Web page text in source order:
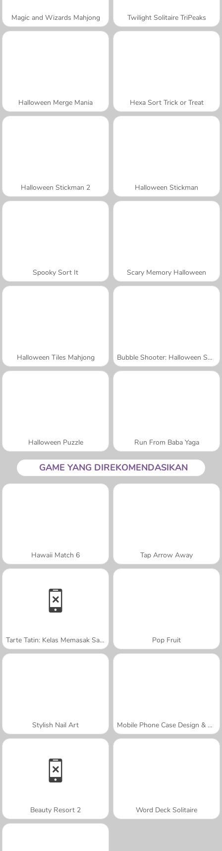
Magic and Wizards Mahjong Twilight Solitaire TriPeaks
Halloween Merge Mania Hexa Sort Trick or Treat
Halloween Stickman 2 Halloween Stickman
Spooky Sort It Scary Memory Halloween
Halloween Tiles Mahjong Bubble Shooter: Halloween Special
Halloween Puzzle Run From Baba Yaga
GAME YANG DIREKOMENDASIKAN
Hawaii Match 6 Tap Arrow Away
Tarte Tatin: Kelas Memasak Sara Pop Fruit
Stylish Nail Art Mobile Phone Case Design & DIY
Beauty Resort 2 Word Deck Solitaire